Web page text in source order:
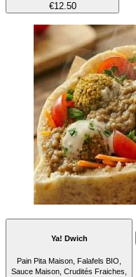
€12.50
Ya! Dwich
Pain Pita Maison, Falafels BIO,
Sauce Maison, Crudités Fraiches,